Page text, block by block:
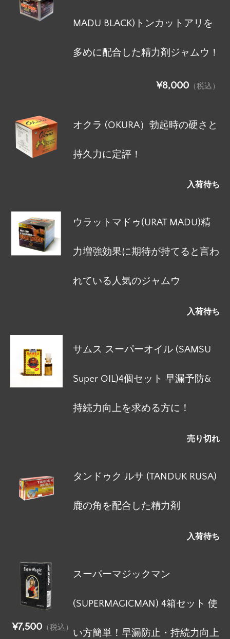
MADU BLACK)トンカットアリを
多めに配合した精力剤ジャムウ！
¥8,000 （税込）
オクラ (OKURA）勃起時の硬さと
持久力に定評！
入荷待ち
ウラットマドゥ(URAT MADU)精
力増強効果に期待が持てると言わ
れている人気のジャムウ
入荷待ち
サムス スーパーオイル (SAMSU
Super OIL)4個セット 早漏予防&
持続力向上を求める方に！
売り切れ
タンドゥク ルサ (TANDUK RUSA)
鹿の角を配合した精力剤
入荷待ち
スーパーマジックマン
(SUPERMAGICMAN) 4箱セット 使
い方簡単！早漏防止・持続力向上
¥7,500 （税込）